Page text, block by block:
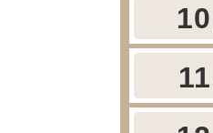
10
11